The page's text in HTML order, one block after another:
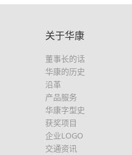
关于华康
董事长的话
华康的历史
沿革
产品服务
华康字型史
获奖项目
企业LOGO
交通资讯